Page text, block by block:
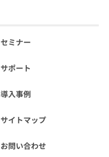
セミナー
サポート
導入事例
サイトマップ
お問い合わせ